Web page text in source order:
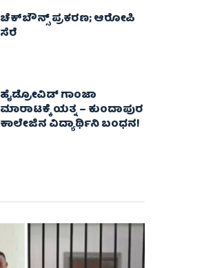
ಚೆಕ್​ಬೌನ್ಸ್​ ಪ್ರಕರಣ; ಆರೋಪಿ
ಸೆರೆ
ಹೈಡ್ರೋವಿಡ್ ಗಾಂಜಾ
ಮಾರಾಟಕ್ಕೆ ಯತ್ನ – ಕುಂದಾಪುರ
ಕಾಲೇಜಿನ ವಿದ್ಯಾರ್ಥಿನಿ ಬಂಧನ!